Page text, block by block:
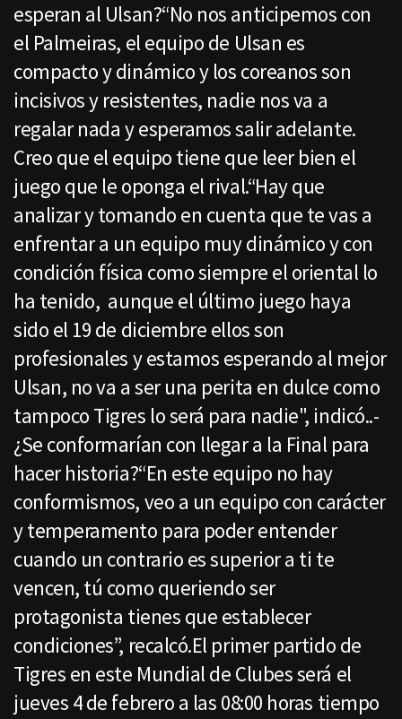
esperan al Ulsan?“No nos anticipemos con
el Palmeiras, el equipo de Ulsan es
compacto y dinámico y los coreanos son
incisivos y resistentes, nadie nos va a
regalar nada y esperamos salir adelante.
Creo que el equipo tiene que leer bien el
juego que le oponga el rival.“Hay que
analizar y tomando en cuenta que te vas a
enfrentar a un equipo muy dinámico y con
condición física como siempre el oriental lo
ha tenido, aunque el último juego haya
sido el 19 de diciembre ellos son
profesionales y estamos esperando al mejor
Ulsan, no va a ser una perita en dulce como
tampoco Tigres lo será para nadie", indicó..-
¿Se conformarían con llegar a la Final para
hacer historia?“En este equipo no hay
conformismos, veo a un equipo con carácter
y temperamento para poder entender
cuando un contrario es superior a ti te
vencen, tú como queriendo ser
protagonista tienes que establecer
condiciones”, recalcó.El primer partido de
Tigres en este Mundial de Clubes será el
jueves 4 de febrero a las 08:00 horas tiempo